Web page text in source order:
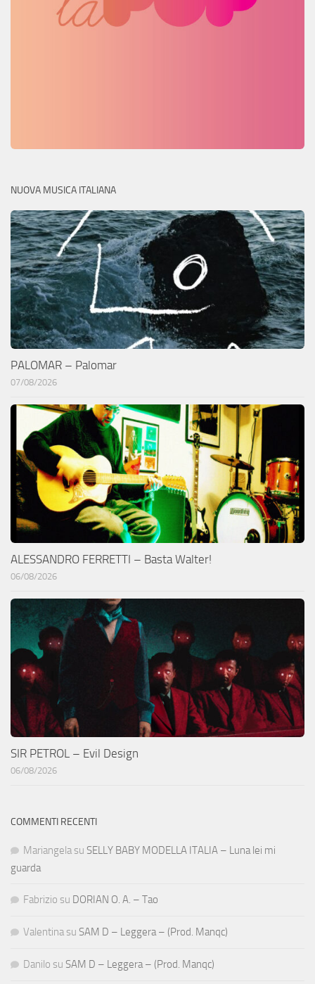
NUOVA MUSICA ITALIANA
PALOMAR – Palomar
07/08/2026
ALESSANDRO FERRETTI – Basta Walter!
06/08/2026
SIR PETROL – Evil Design
06/08/2026
COMMENTI RECENTI
Mariangela su SELLY BABY MODELLA ITALIA – Luna lei mi
guarda
Fabrizio su DORIAN O. A. – Tao
Valentina su SAM D – Leggera – (Prod. Manqc)
Danilo su SAM D – Leggera – (Prod. Manqc)